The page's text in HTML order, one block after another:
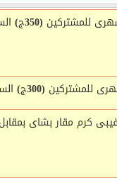
بسيونى الأحد و
و الخميس من كل أسبوع 11 ص-8م
و الأحد الإثنين 1-9 م
بشاى بمقابل شهرى